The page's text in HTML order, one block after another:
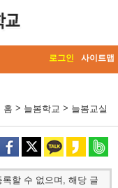
로그인 사이트맵
홈 > 늘봄학교 > 늘봄교실
록할 수 없으며, 해당 글